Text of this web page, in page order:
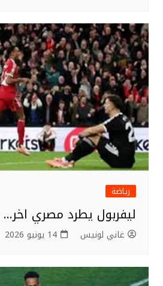
رياضة
ليفربول يطرد مصري اخر…
غاني لونيس 14 يونيو 2026